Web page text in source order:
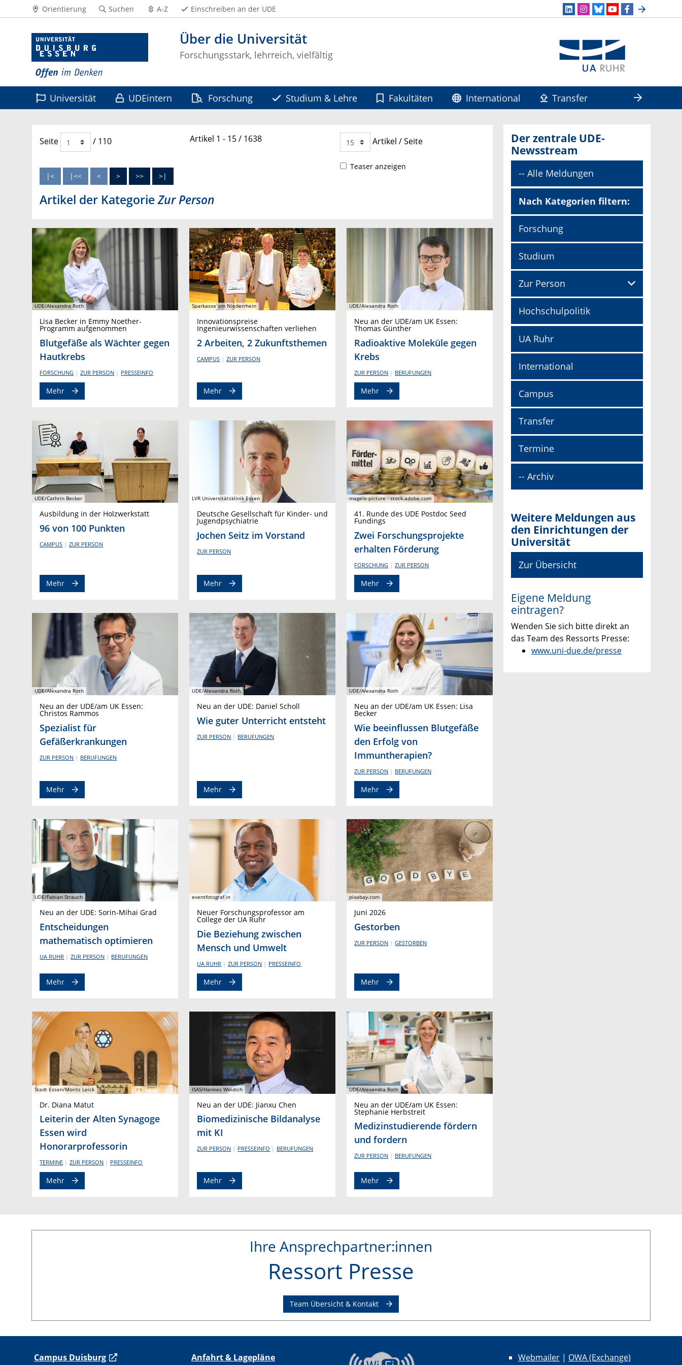
Über die Universität
Forschungsstark, lehrreich, vielfältig
Orientierung Suchen A-Z Einschreiben an der UDE
Universität UDEintern Forschung Studium & Lehre Fakultäten International
Transfer
Seite / 110 Artikel 1 - 15 / 1638 Artikel / Seite
Teaser anzeigen
Artikel der KategorieZur Person
UDE/Alexandra Roth
Lisa Becker in Emmy Noether-
Programm aufgenommen
Blutgefäße als Wächter gegen
Hautkrebs
FORSCHUNG ZUR PERSON PRESSEINFO
Mehr
Sparkasse am Niederrhein
Innovationspreise
Ingenieurwissenschaften verliehen
2 Arbeiten, 2 Zukunftsthemen
CAMPUS ZUR PERSON
Mehr
UDE/Alexandra Roth
Neu an der UDE/am UK Essen:
Thomas Günther
Radioaktive Moleküle gegen
Krebs
ZUR PERSON BERUFUNGEN
Mehr
UDE/Cathrin Becker
Ausbildung in der Holzwerkstatt
96 von 100 Punkten
CAMPUS ZUR PERSON
Mehr
LVR Universitätsklinik Essen
Deutsche Gesellschaft für Kinder- und
Jugendpsychiatrie
Jochen Seitz im Vorstand
ZUR PERSON
Mehr
magele-picture - stock.adobe.com
41. Runde des UDE Postdoc Seed
Fundings
Zwei Forschungsprojekte
erhalten Förderung
FORSCHUNG ZUR PERSON
Mehr
UDE/Alexandra Roth
Neu an der UDE/am UK Essen:
Christos Rammos
Spezialist für
Gefäßerkrankungen
ZUR PERSON BERUFUNGEN
Mehr
UDE/Alexandra Roth
Neu an der UDE: Daniel Scholl
Wie guter Unterricht entsteht
ZUR PERSON BERUFUNGEN
Mehr
UDE/Alexandra Roth
Neu an der UDE/am UK Essen: Lisa
Becker
Wie beeinflussen Blutgefäße
den Erfolg von
Immuntherapien?
ZUR PERSON BERUFUNGEN
Mehr
UDE/Fabian Strauch
Neu an der UDE: Sorin-Mihai Grad
Entscheidungen
mathematisch optimieren
UA RUHR ZUR PERSON BERUFUNGEN
Mehr
eventfotograf.in
Neuer Forschungsprofessor am
College der UA Ruhr
Die Beziehung zwischen
Mensch und Umwelt
UA RUHR ZUR PERSON PRESSEINFO
Mehr
pixabay.com
Juni 2026
Gestorben
ZUR PERSON GESTORBEN
Mehr
Stadt Essen/Moritz Leick
Dr. Diana Matut
Leiterin der Alten Synagoge
Essen wird
Honorarprofessorin
TERMINE ZUR PERSON PRESSEINFO
Mehr
ISAS/Hannes Woidich
Neu an der UDE: Jianxu Chen
Biomedizinische Bildanalyse
mit KI
ZUR PERSON PRESSEINFO BERUFUNGEN
Mehr
UDE/Alexandra Roth
Neu an der UDE/am UK Essen:
Stephanie Herbstreit
Medizinstudierende fördern
und fordern
ZUR PERSON BERUFUNGEN
Mehr
Der zentrale UDE-
Newsstream
-- Alle Meldungen
Nach Kategorien filtern:
Forschung
Studium
Zur Person
Hochschulpolitik
UA Ruhr
International
Campus
Transfer
Termine
-- Archiv
Weitere Meldungen aus
den Einrichtungen der
Universität
Zur Übersicht
Eigene Meldung
eintragen?
Wenden Sie sich bitte direkt an
das Team des Ressorts Presse:
www.uni-due.de/presse
Ihre Ansprechpartner:innen
Ressort Presse
Team Übersicht & Kontakt
Campus Duisburg
Anfahrt & Lagepläne
Webmailer | OWA (Exchange)